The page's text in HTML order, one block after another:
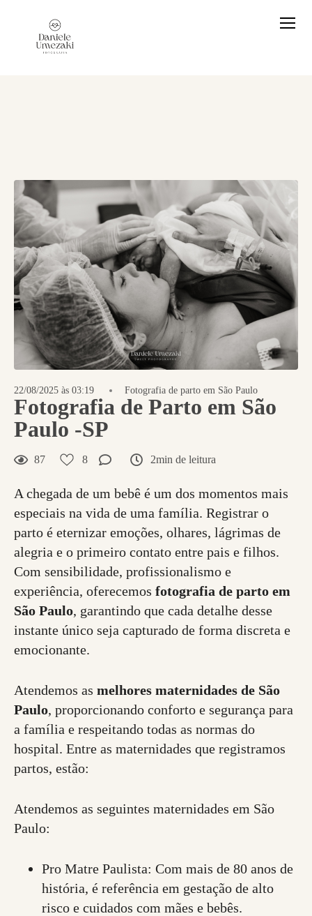
22/08/2025 às 03:19 Fotografia de parto em São Paulo
Fotografia de Parto em São
Paulo -SP
87 8 2min de leitura
A chegada de um bebê é um dos momentos mais
especiais na vida de uma família. Registrar o
parto é eternizar emoções, olhares, lágrimas de
alegria e o primeiro contato entre pais e filhos.
Com sensibilidade, profissionalismo e
experiência, oferecemos fotografia de parto em
São Paulo, garantindo que cada detalhe desse
instante único seja capturado de forma discreta e
emocionante.
Atendemos as melhores maternidades de São
Paulo, proporcionando conforto e segurança para
a família e respeitando todas as normas do
hospital. Entre as maternidades que registramos
partos, estão:
Atendemos as seguintes maternidades em São
Paulo:
Pro Matre Paulista: Com mais de 80 anos de
história, é referência em gestação de alto
risco e cuidados com mães e bebês.